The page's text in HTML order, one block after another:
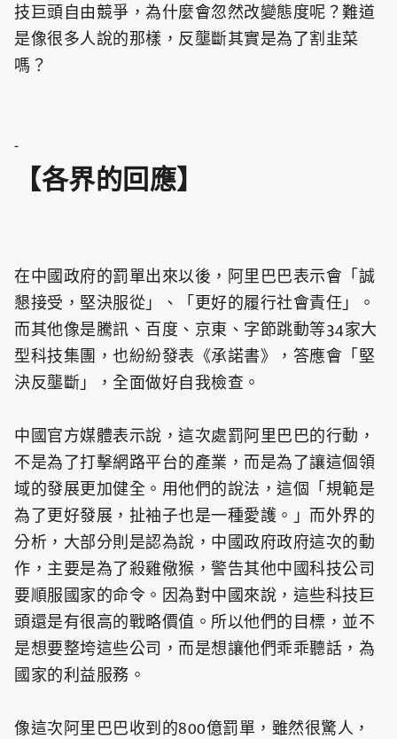
技巨頭自由競爭，為什麼會忽然改變態度呢？難道
是像很多人說的那樣，反壟斷其實是為了割韭菜
嗎？
-
【各界的回應】
在中國政府的罰單出來以後，阿里巴巴表示會「誠
懇接受，堅決服從」、「更好的履行社會責任」。
而其他像是騰訊、百度、京東、字節跳動等34家大
型科技集團，也紛紛發表《承諾書》，答應會「堅
決反壟斷」，全面做好自我檢查。
中國官方媒體表示說，這次處罰阿里巴巴的行動，
不是為了打擊網路平台的產業，而是為了讓這個領
域的發展更加健全。用他們的說法，這個「規範是
為了更好發展，扯袖子也是一種愛護。」而外界的
分析，大部分則是認為說，中國政府政府這次的動
作，主要是為了殺雞儆猴，警告其他中國科技公司
要順服國家的命令。因為對中國來說，這些科技巨
頭還是有很高的戰略價值。所以他們的目標，並不
是想要整垮這些公司，而是想讓他們乖乖聽話，為
國家的利益服務。
像這次阿里巴巴收到的800億罰單，雖然很驚人，